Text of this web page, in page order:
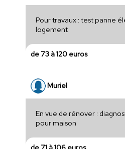
Pour travaux : test panne
logement
de 73 à 120 euros
Muriel
En vue de rénover :
pour maison